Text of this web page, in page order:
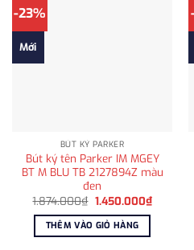
-23%
Mới
BÚT KÝ PARKER
Bút ký tên Parker IM MGEY
BT M BLU TB 2127894Z màu
đen
1.874.000₫ Giá
là:
1.874.000₫.
1.450.000₫Giá
hiện
THÊM VÀO GIỎ HÀNG